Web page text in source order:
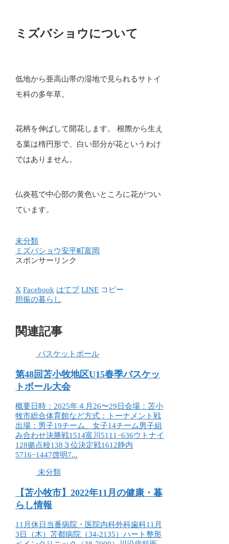
ミズバショウについて
低地から亜高山帯の湿地で見られるサトイ
モ科の多年草。
花柄を伸ばして開花します。 根際から生え
る葉は楕円形で、白い部分が花というわけ
ではありません。
仏炎苞で中心部の黄色いところに花がつい
ています。
未分類
ミズバショウ安平町富岡
スポンサーリンク
X Facebook はてブ LINE コピー
胆振の暮らし
関連記事
バスケットボール
第48回苫小牧地区U15春季バスケッ
トボール大会
概要日時：2025年４月26〜29日会場：苫小
牧市総合体育館など方式：トーナメント戦
出場：男子19チーム、女子14チーム男子組
み合わせ決勝戦1514富川5111−636ウトナイ
128拠点校138３位決定戦1612静内
5716−1447啓明7...
未分類
【苫小牧市】2022年11月の健康・暮
らし情報
11月休日当番病院・医院内科外科歯科11月
3日（木）苫都病院（34-2135）ハート整形